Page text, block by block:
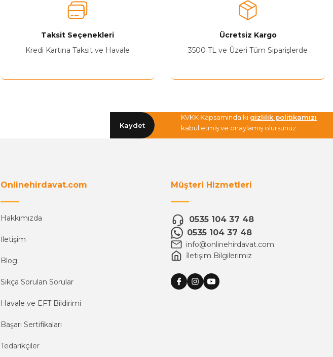
Taksit Seçenekleri
Kredi Kartına Taksit ve Havale
Ücretsiz Kargo
3500 TL ve Üzeri Tüm Siparişlerde
Kaydet
KVKK Kapsamında ki gizlilik politikamızı
kabul etmiş ve onaylamış olursunuz.
Onlinehirdavat.com
Hakkımızda
İletişim
Blog
Sıkça Sorulan Sorular
Havale ve EFT Bildirimi
Başarı Sertifikaları
Tedarikçiler
Müşteri Hizmetleri
0535 104 37 48
0535 104 37 48
info@onlinehirdavat.com
İletişim Bilgilerimiz